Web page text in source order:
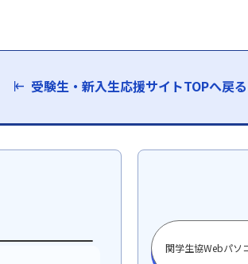
受験生・新入生応援サイトTOPへ戻る
関学生協Webパソ